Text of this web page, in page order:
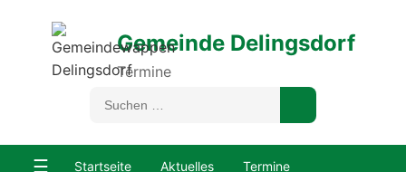
Gemeinde Delingsdorf
Termine
☰ Startseite Aktuelles Termine